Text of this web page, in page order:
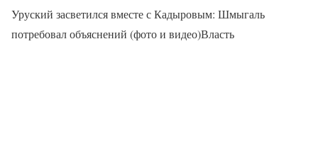
Уруский засветился вместе с Кадыровым: Шмыгаль
потребовал объяснений (фото и видео)Власть